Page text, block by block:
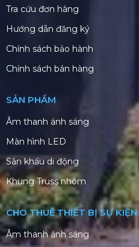
Tra cứu đơn hàng
Hướng dẫn đăng ký
Chính sách bảo hành
Chính sách bán hàng
SẢN PHẨM
Âm thanh ánh sáng
Màn hình LED
Sân khấu di động
Khung Truss nhôm
CHO THUÊ THIẾT BỊ SỰ KIỆN
Âm thanh ánh sáng